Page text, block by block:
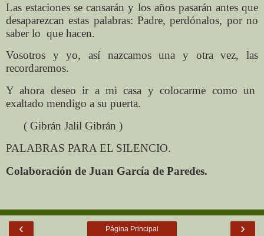
Las estaciones se cansarán y los años pasarán antes que
desaparezcan estas palabras: Padre, perdónalos, por no
saber lo que hacen.
Vosotros y yo, así nazcamos una y otra vez, las
recordaremos.
Y ahora deseo ir a mi casa y colocarme como un
exaltado mendigo a su puerta.
( Gibrán Jalil Gibrán )
PALABRAS PARA EL SILENCIO.
Colaboración de Juan García de Paredes.
‹ ›
Página Principal